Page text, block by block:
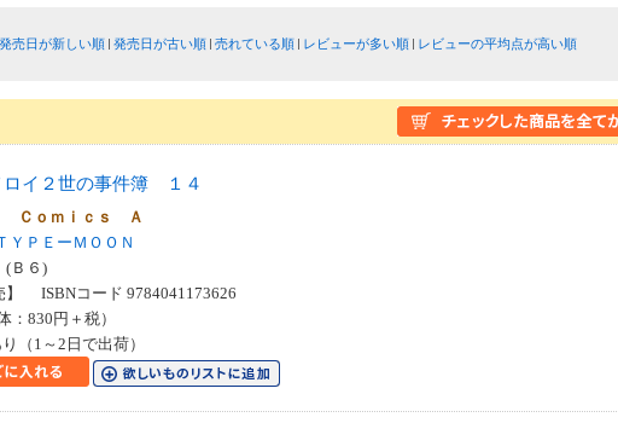
発売日が新しい順 発売日が古い順 売れている順 レビューが多い順
レビューの平均点が高い順
ロイ２世の事件簿 １４
Ｃｏｍｉｃｓ Ａ
ＹＰＥーＭＯＯＮ
(Ｂ６)
】 ISBNコード 9784041173626
：830円＋税）
（1～2日で出荷）